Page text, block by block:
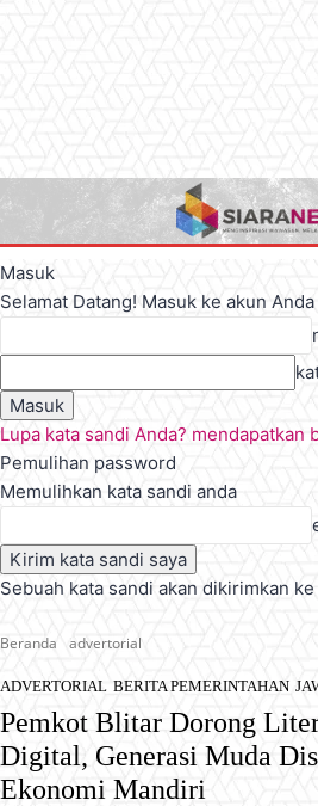
Masuk
Selamat Datang! Masuk ke akun Anda
Lupa kata sandi Anda? mendapatkan
Pemulihan password
Memulihkan kata sandi anda
Sebuah kata sandi akan dikirimkan
Beranda advertorial
ADVERTORIAL BERITA PEMERINTAHAN
Pemkot Blitar Dorong
Digital, Generasi Muda
Ekonomi Mandiri